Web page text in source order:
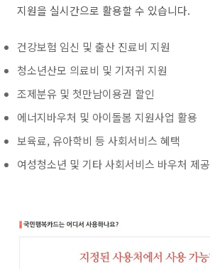
지원을 실시간으로 활용할 수 있습니다.
건강보험 임신 및 출산 진료비 지원
청소년산모 의료비 및 기저귀 지원
조제분유 및 첫만남이용권 할인
에너지바우처 및 아이돌봄 지원사업 활용
보육료, 유아학비 등 사회서비스 혜택
여성청소년 및 기타 사회서비스 바우처 제공